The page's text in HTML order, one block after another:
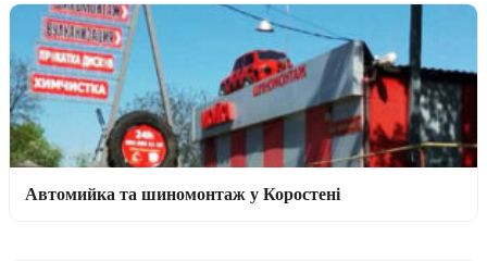
Автомийка та шиномонтаж у Коростені